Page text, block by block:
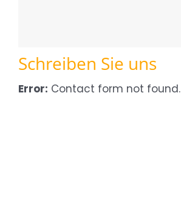
Schreiben Sie uns
Error: Contact form not found.